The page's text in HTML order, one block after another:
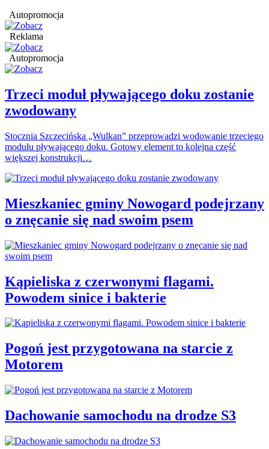
Autopromocja
Reklama
Autopromocja
Trzeci moduł pływającego doku zostanie
zwodowany
Stocznia Szczecińska „Wulkan” przeprowadzi wodowanie trzeciego
modułu pływającego doku. Gotowy element to kolejna część
większej konstrukcji…
Mieszkaniec gminy Nowogard podejrzany
o znęcanie się nad swoim psem
Kąpieliska z czerwonymi flagami.
Powodem sinice i bakterie
Pogoń jest przygotowana na starcie z
Motorem
Dachowanie samochodu na drodze S3